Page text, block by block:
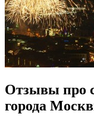
Отзывы про
города